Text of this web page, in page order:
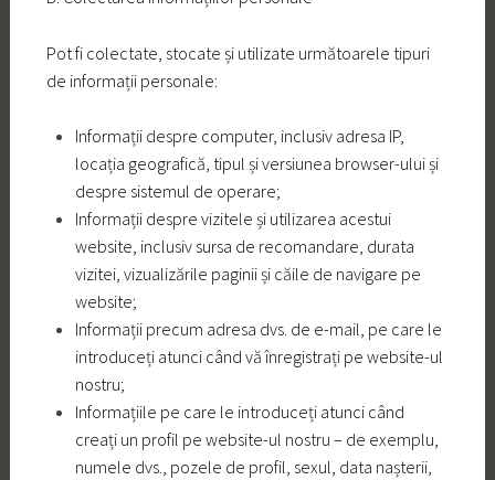
Pot fi colectate, stocate și utilizate următoarele tipuri
de informații personale:
Informații despre computer, inclusiv adresa IP,
locația geografică, tipul și versiunea browser-ului și
despre sistemul de operare;
Informații despre vizitele și utilizarea acestui
website, inclusiv sursa de recomandare, durata
vizitei, vizualizările paginii și căile de navigare pe
website;
Informații precum adresa dvs. de e-mail, pe care le
introduceți atunci când vă înregistrați pe website-ul
nostru;
Informațiile pe care le introduceți atunci când
creați un profil pe website-ul nostru – de exemplu,
numele dvs., pozele de profil, sexul, data nașterii,